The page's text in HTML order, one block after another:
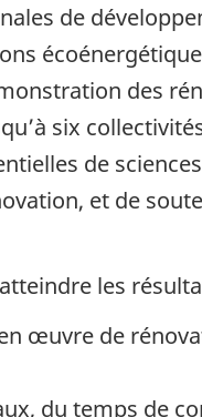
de
des
six
de
et de
les
œuvre de
du temps de